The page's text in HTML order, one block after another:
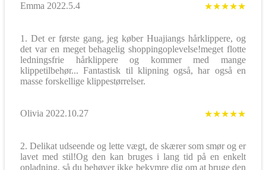
Emma 2022.5.4 ★★★★★
1. Det er første gang, jeg køber Huajiangs hårklippere, og
det var en meget behagelig shoppingoplevelse!meget flotte
ledningsfrie hårklippere og kommer med mange
klippetilbehør... Fantastisk til klipning også, har også en
masse forskellige klippestørrelser.
Olivia 2022.10.27 ★★★★★
2. Delikat udseende og lette vægt, de skærer som smør og er
lavet med stil!Og den kan bruges i lang tid på en enkelt
opladning, så du behøver ikke bekymre dig om at bruge den